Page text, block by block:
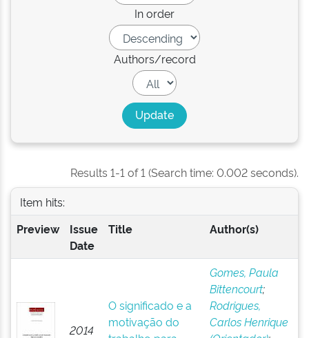
In order
Authors/record
Results 1-1 of 1 (Search time: 0.002 seconds).
Item hits:
Preview
Issue
Date
Title Author(s)
2014
O significado e a
motivação do
Gomes, Paula
Bittencourt;
Rodrigues,
Carlos Henrique